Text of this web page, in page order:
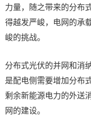
力量，随之带来的分布
得越发严峻，电网的承
峻的挑战。
分布式光伏的并网和消
是配电侧需要增加分布
剩余新能源电力的外送
网的建设。